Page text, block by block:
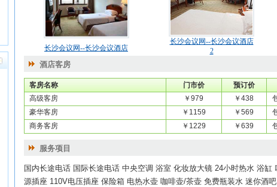
长沙会议网--长沙会议酒店
长沙会议网--长沙会议酒店
2
酒店客房
客房名称 门市价 预订价
高级客房
￥979 ￥438
豪华客房
￥1159 ￥569
商务客房
￥1229 ￥639
服务项目
国内长途电话 国际长途电话 中央空调 浴室 化妆放大镜 24小时热水 浴缸
源插座 110V电压插座 保险箱 电热水壶 咖啡壶/茶壶 免费瓶装水 迷你酒